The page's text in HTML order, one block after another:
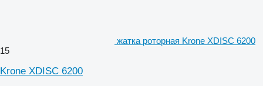
жатка роторная Krone XDISC 6200
15
Krone XDISC 6200